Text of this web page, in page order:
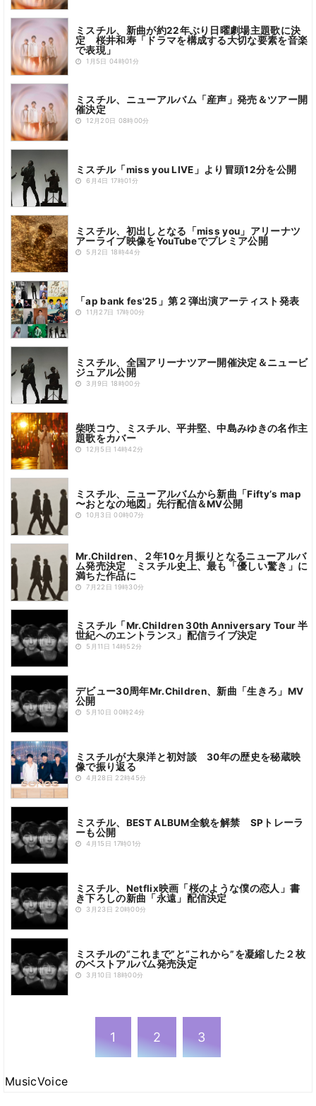
ミスチル、新曲が約22年ぶり日曜劇場主題歌に決
定 桜井和寿「ドラマを構成する大切な要素を音楽
で表現」
1月5日 04時01分
ミスチル、ニューアルバム「産声」発売＆ツアー開
催決定
12月20日 08時00分
ミスチル「miss you LIVE」より冒頭12分を公開
6月4日 17時01分
ミスチル、初出しとなる「miss you」アリーナツ
アーライブ映像をYouTubeでプレミア公開
5月2日 18時44分
「ap bank fes'25」第２弾出演アーティスト発表
11月27日 17時00分
ミスチル、全国アリーナツアー開催決定＆ニュービ
ジュアル公開
3月9日 18時00分
柴咲コウ、ミスチル、平井堅、中島みゆきの名作主
題歌をカバー
12月5日 14時42分
ミスチル、ニューアルバムから新曲「Fiftyʼs map
〜おとなの地図」先行配信＆MV公開
10月3日 00時07分
Mr.Children、２年10ヶ月振りとなるニューアルバ
ム発売決定 ミスチル史上、最も「優しい驚き」に
満ちた作品に
7月22日 19時30分
ミスチル「Mr.Children 30th Anniversary Tour 半
世紀へのエントランス」配信ライブ決定
5月11日 14時52分
デビュー30周年Mr.Children、新曲「生きろ」MV
公開
5月10日 00時24分
ミスチルが大泉洋と初対談 30年の歴史を秘蔵映
像で振り返る
4月28日 22時45分
ミスチル、BEST ALBUM全貌を解禁 SPトレーラ
ーも公開
4月15日 17時01分
ミスチル、Netflix映画「桜のような僕の恋人」書
き下ろしの新曲「永遠」配信決定
3月23日 20時00分
ミスチルの“これまで”と“これから”を凝縮した２枚
のベストアルバム発売決定
3月10日 18時00分
1 2 3
MusicVoice